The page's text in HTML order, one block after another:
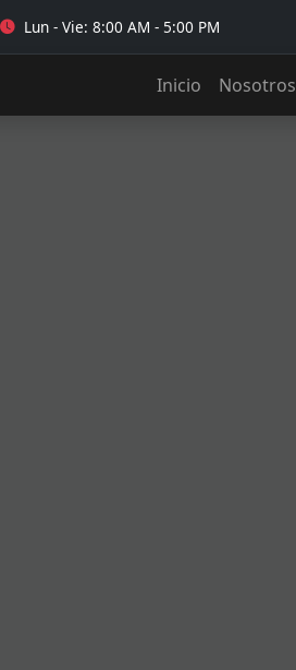
Lun - Vie: 8:00 AM - 5:00 PM
Inicio Nosotros